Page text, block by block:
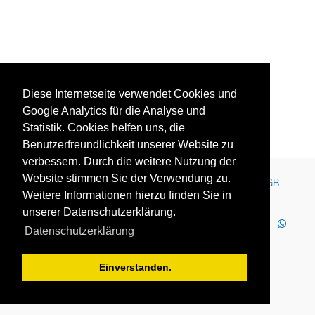
Diese Internetseite verwendet Cookies und
Google Analytics für die Analyse und
Statistik. Cookies helfen uns, die
Benutzerfreundlichkeit unserer Website zu
verbessern. Durch die weitere Nutzung der
Website stimmen Sie der Verwendung zu.
Weitere Informationen hierzu finden Sie in
unserer Datenschutzerklärung.
Datenschutzerklärung
Einverstanden.
Kontakt Impressum Newsletter Karriere
AGB
Datenschutz
Nutzungsbedingungen
WhatsApp
2025 Copyright © YOUTH GLOBE Europa GmbH